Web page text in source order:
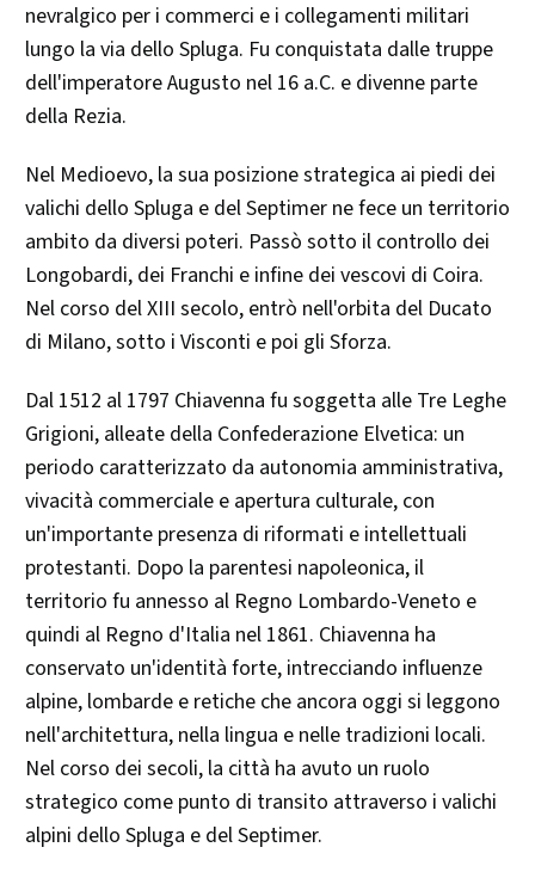
nevralgico per i commerci e i collegamenti militari
lungo la via dello Spluga. Fu conquistata dalle truppe
dell'imperatore Augusto nel 16 a.C. e divenne parte
della Rezia.
Nel Medioevo, la sua posizione strategica ai piedi dei
valichi dello Spluga e del Septimer ne fece un territorio
ambito da diversi poteri. Passò sotto il controllo dei
Longobardi, dei Franchi e infine dei vescovi di Coira.
Nel corso del XIII secolo, entrò nell'orbita del Ducato
di Milano, sotto i Visconti e poi gli Sforza.
Dal 1512 al 1797 Chiavenna fu soggetta alle Tre Leghe
Grigioni, alleate della Confederazione Elvetica: un
periodo caratterizzato da autonomia amministrativa,
vivacità commerciale e apertura culturale, con
un'importante presenza di riformati e intellettuali
protestanti. Dopo la parentesi napoleonica, il
territorio fu annesso al Regno Lombardo-Veneto e
quindi al Regno d'Italia nel 1861. Chiavenna ha
conservato un'identità forte, intrecciando influenze
alpine, lombarde e retiche che ancora oggi si leggono
nell'architettura, nella lingua e nelle tradizioni locali.
Nel corso dei secoli, la città ha avuto un ruolo
strategico come punto di transito attraverso i valichi
alpini dello Spluga e del Septimer.